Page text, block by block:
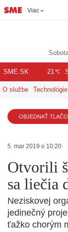
Viac
SME.SK 21℃
O službe Technológie
OBJEDNAŤ
5. mar 2019 o 10:20
Otvorili
sa liečia
Neziskovej
jedinečný
ťažko chorým